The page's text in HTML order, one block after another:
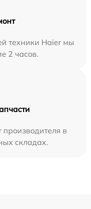
техники Haier мы
2 часов.
производителя в
складах.